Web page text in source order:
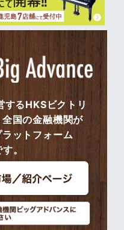
するHKSビクトリ
国の金融機関が
ットフォーム
。